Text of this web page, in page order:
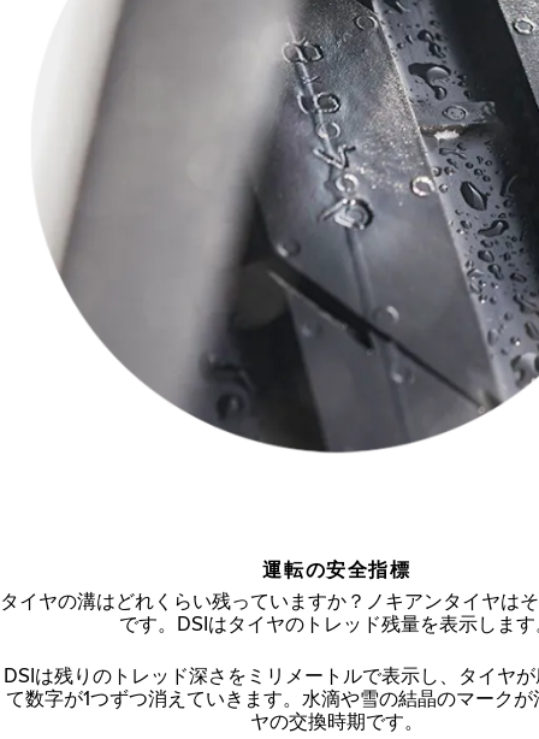
運転の安全指標
タイヤの溝はどれくらい残っていますか？ノキアンタイヤは
です。DSIはタイヤのトレッド残量を表示しま
DSIは残りのトレッド深さをミリメートルで表示し、タイヤ
て数字が1つずつ消えていきます。水滴や雪の結晶のマーク
ヤの交換時期です。